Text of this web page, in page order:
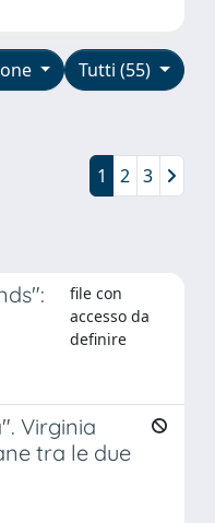
Tutti (55)
1 2 3
file con
accesso da
definire
Virginia
tra le due